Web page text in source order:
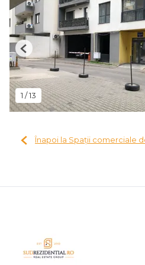
1 /13
Previous
Înapoi la Spații comerciale